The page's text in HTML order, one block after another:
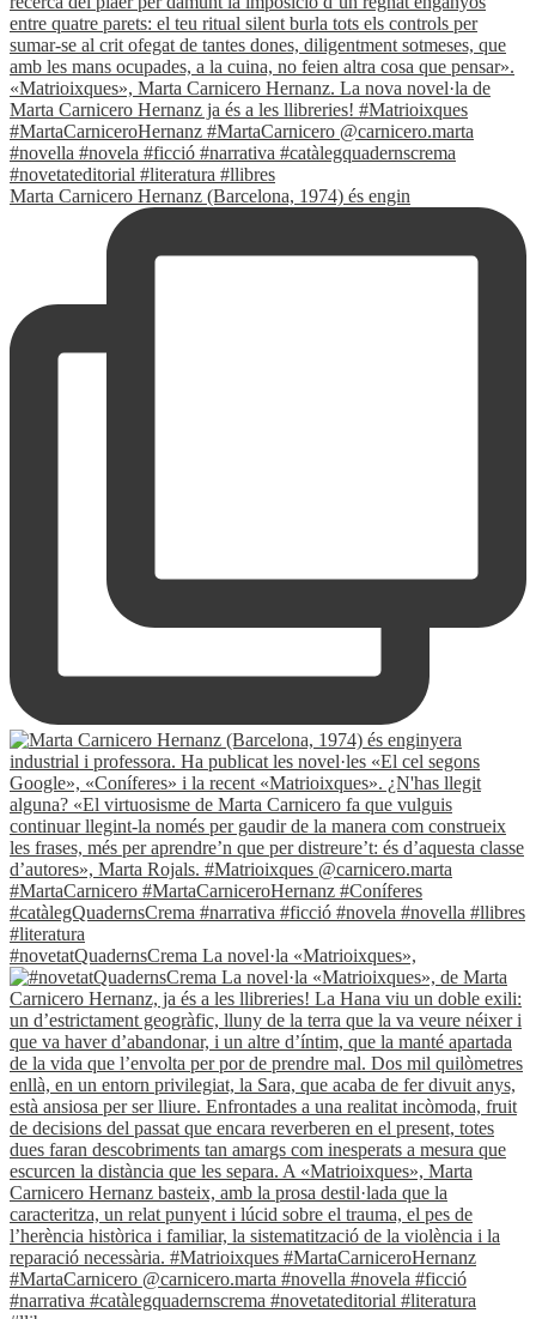
Marta Carnicero Hernanz (Barcelona, 1974) és engin
#novetatQuadernsCrema La novel·la «Matrioixques»,